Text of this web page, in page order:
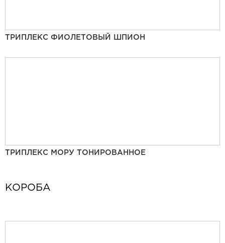
ТРИПЛЕКС ФИОЛЕТОВЫЙ ШПИОН
ТРИПЛЕКС МОРУ ТОНИРОВАННОЕ
КОРОБА